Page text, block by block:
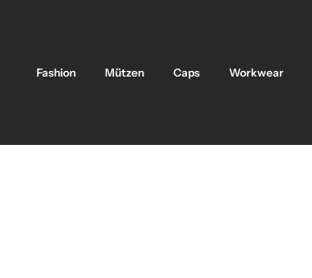
Fashion Mützen Caps Workwear